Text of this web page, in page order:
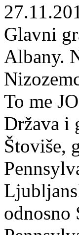
Glavni
Albany.
To me
Država i
Štoviše,
odnosno